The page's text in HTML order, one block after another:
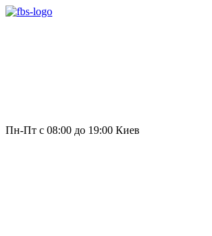
Пн-Пт с 08:00 до 19:00 Киев